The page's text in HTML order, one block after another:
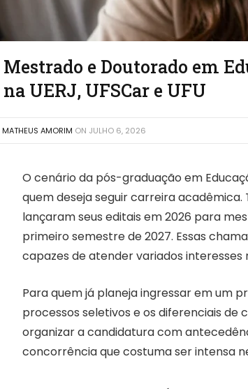
Mestrado e Doutorado em
na UERJ, UFSCar e UFU
MATHEUS AMORIM ON JULHO 6, 2026
O cenário da pós-graduação em
quem deseja seguir carreira acadêmica.
lançaram seus editais em 2026 para
primeiro semestre de 2027. Essas
capazes de atender variados interesses
Para quem já planeja ingressar em um
processos seletivos e os diferenciais de
organizar a candidatura com
concorrência que costuma ser intensa